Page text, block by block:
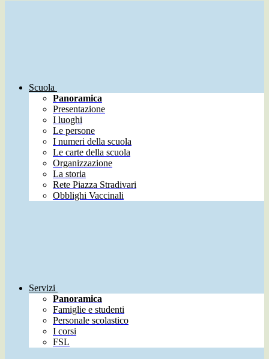
Scuola
Panoramica
Presentazione
I luoghi
Le persone
I numeri della scuola
Le carte della scuola
Organizzazione
La storia
Rete Piazza Stradivari
Obblighi Vaccinali
Servizi
Panoramica
Famiglie e studenti
Personale scolastico
I corsi
FSL